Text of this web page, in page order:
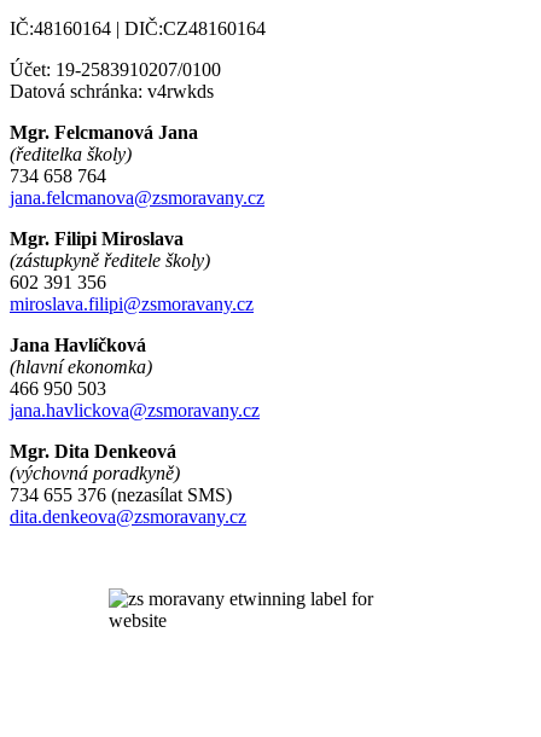
IČ:48160164 | DIČ:CZ48160164
Účet: 19-2583910207/0100
Datová schránka: v4rwkds
Mgr. Felcmanová Jana
(ředitelka školy)
734 658 764
jana.felcmanova@zsmoravany.cz
Mgr. Filipi Miroslava
(zástupkyně ředitele školy)
602 391 356
miroslava.filipi@zsmoravany.cz
Jana Havlíčková
(hlavní ekonomka)
466 950 503
jana.havlickova@zsmoravany.cz
Mgr. Dita Denkeová
(výchovná poradkyně)
734 655 376 (nezasílat SMS)
dita.denkeova@zsmoravany.cz